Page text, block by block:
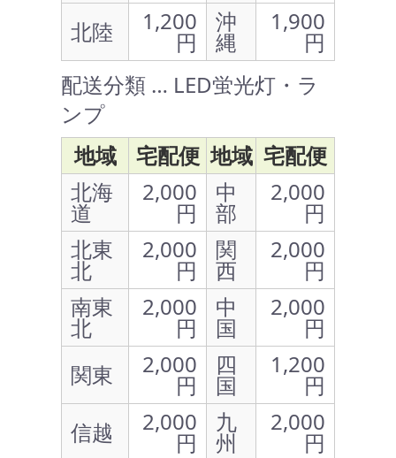
北陸
1,200
円
沖
縄
1,900
円
配送分類 … LED蛍光灯・ラ
ンプ
地域
宅配便 地域 宅配便
北海
道
2,000
円
中
部
2,000
円
北東
北
2,000
円
関
西
2,000
円
南東
北
2,000
円
中
国
2,000
円
関東
2,000
円
四
国
1,200
円
信越
2,000
円
九
州
2,000
円